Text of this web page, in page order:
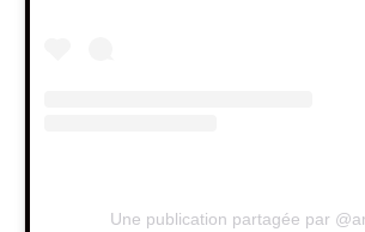
Une publication partagée par